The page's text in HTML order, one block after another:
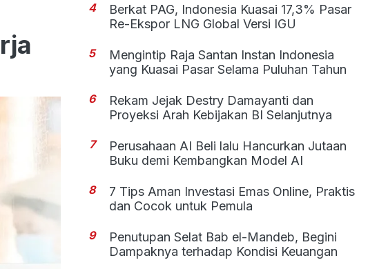
4
Berkat PAG, Indonesia Kuasai 17,3% Pasar
Re-Ekspor LNG Global Versi IGU
5
Mengintip Raja Santan Instan Indonesia
yang Kuasai Pasar Selama Puluhan Tahun
6
Rekam Jejak Destry Damayanti dan
Proyeksi Arah Kebijakan BI Selanjutnya
7
Perusahaan AI Beli lalu Hancurkan Jutaan
Buku demi Kembangkan Model AI
8
7 Tips Aman Investasi Emas Online, Praktis
dan Cocok untuk Pemula
9
Penutupan Selat Bab el-Mandeb, Begini
Dampaknya terhadap Kondisi Keuangan